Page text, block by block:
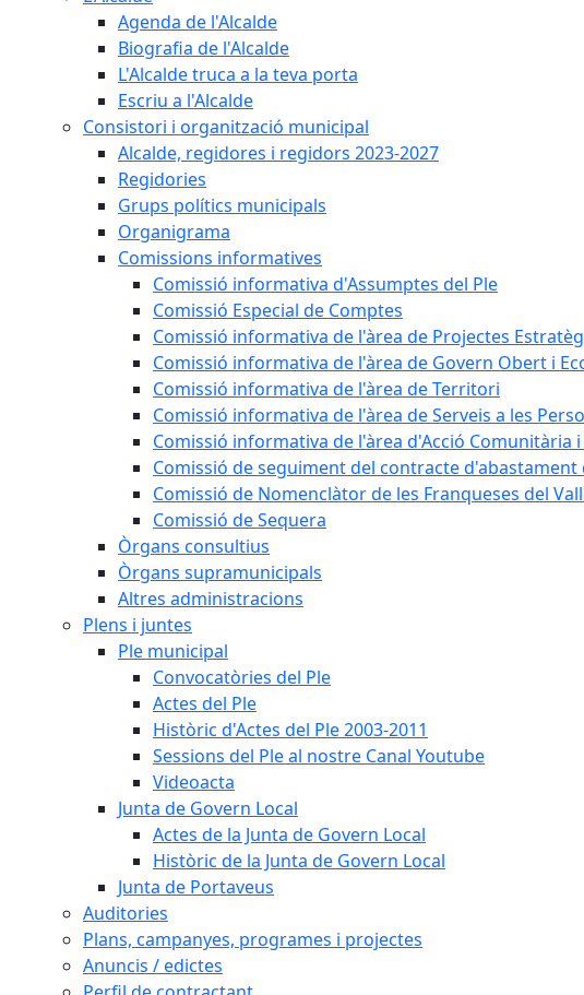
Agenda de l'Alcalde
Biografia de l'Alcalde
L'Alcalde truca a la teva porta
Escriu a l'Alcalde
Consistori i organització municipal
Alcalde, regidores i regidors 2023-2027
Regidories
Grups polítics municipals
Organigrama
Comissions informatives
Comissió informativa d'Assumptes del Ple
Comissió Especial de Comptes
Comissió informativa de l'àrea de Projectes
Comissió informativa de l'àrea de Govern Obert i
Comissió informativa de l'àrea de Territori
Comissió informativa de l'àrea de Serveis a les
Comissió informativa de l'àrea d'Acció Comunitària
Comissió de seguiment del contracte
Comissió de Nomenclàtor de les Franqueses del
Comissió de Sequera
Òrgans consultius
Òrgans supramunicipals
Altres administracions
Plens i juntes
Ple municipal
Convocatòries del Ple
Actes del Ple
Històric d'Actes del Ple 2003-2011
Sessions del Ple al nostre Canal Youtube
Videoacta
Junta de Govern Local
Actes de la Junta de Govern Local
Històric de la Junta de Govern Local
Junta de Portaveus
Auditories
Plans, campanyes, programes i projectes
Anuncis / edictes